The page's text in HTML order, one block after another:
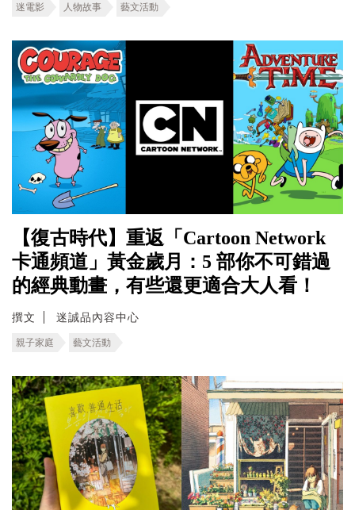
迷電影 人物故事 藝文活動
【復古時代】重返「Cartoon Network
卡通頻道」黃金歲月：5 部你不可錯過
的經典動畫，有些還更適合大人看！
撰文 迷誠品內容中心
親子家庭 藝文活動